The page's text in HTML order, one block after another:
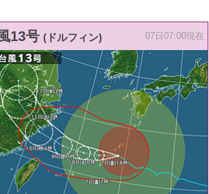
13号 (ドルフィン) 07日07:00現在